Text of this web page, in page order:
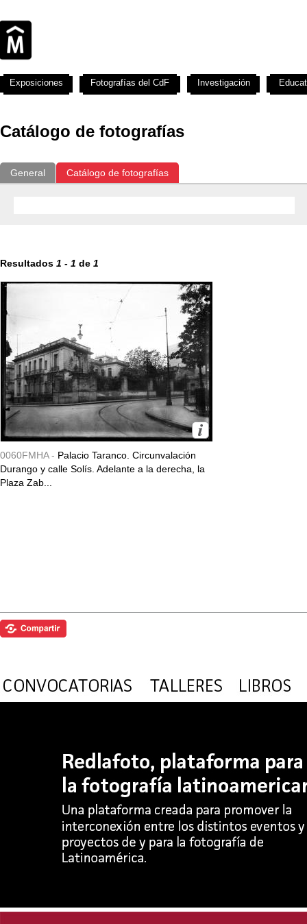
Catálogo de fotografías
General Catálogo de fotografías
Resultados 1 - 1 de 1
0060FMHA - Palacio Taranco. Circunvalación
Durango y calle Solís. Adelante a la derecha, la
Plaza Zab...
Exposiciones Fotografías del CdF Investigación